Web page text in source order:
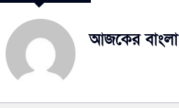
আজকের বাংলা